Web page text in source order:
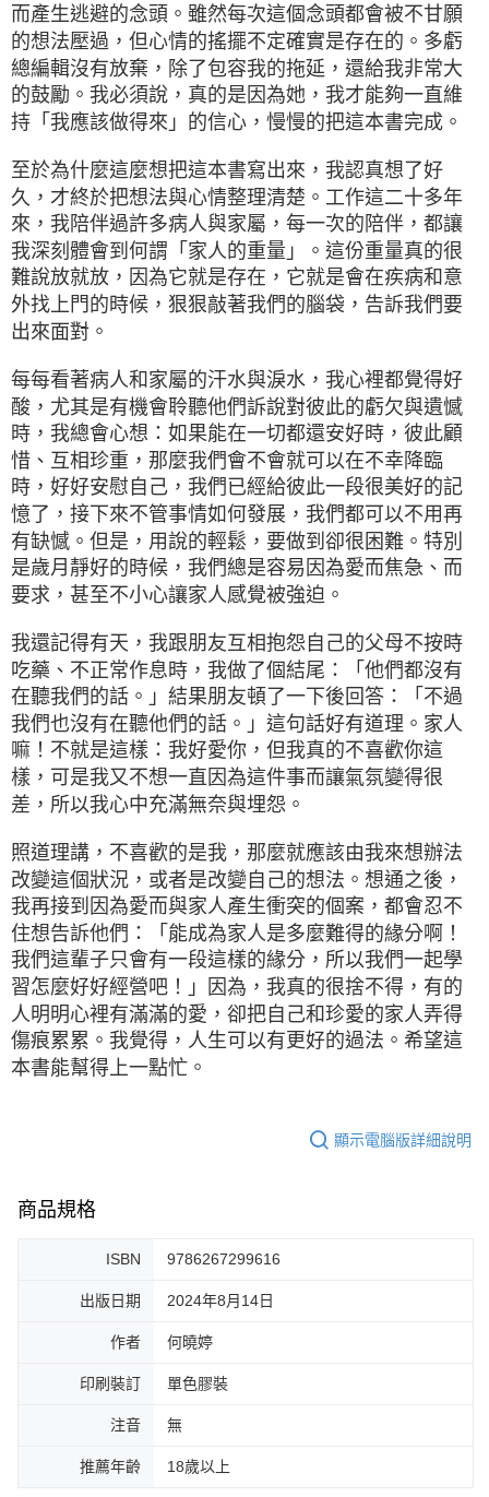
而產生逃避的念頭。雖然每次這個念頭都會被不甘願
的想法壓過，但心情的搖擺不定確實是存在的。多虧
總編輯沒有放棄，除了包容我的拖延，還給我非常大
的鼓勵。我必須說，真的是因為她，我才能夠一直維
持「我應該做得來」的信心，慢慢的把這本書完成。
至於為什麼這麼想把這本書寫出來，我認真想了好
久，才終於把想法與心情整理清楚。工作這二十多年
來，我陪伴過許多病人與家屬，每一次的陪伴，都讓
我深刻體會到何謂「家人的重量」。這份重量真的很
難說放就放，因為它就是存在，它就是會在疾病和意
外找上門的時候，狠狠敲著我們的腦袋，告訴我們要
出來面對。
每每看著病人和家屬的汗水與淚水，我心裡都覺得好
酸，尤其是有機會聆聽他們訴說對彼此的虧欠與遺憾
時，我總會心想：如果能在一切都還安好時，彼此顧
惜、互相珍重，那麼我們會不會就可以在不幸降臨
時，好好安慰自己，我們已經給彼此一段很美好的記
憶了，接下來不管事情如何發展，我們都可以不用再
有缺憾。但是，用說的輕鬆，要做到卻很困難。特別
是歲月靜好的時候，我們總是容易因為愛而焦急、而
要求，甚至不小心讓家人感覺被強迫。
我還記得有天，我跟朋友互相抱怨自己的父母不按時
吃藥、不正常作息時，我做了個結尾：「他們都沒有
在聽我們的話。」結果朋友頓了一下後回答：「不過
我們也沒有在聽他們的話。」這句話好有道理。家人
嘛！不就是這樣：我好愛你，但我真的不喜歡你這
樣，可是我又不想一直因為這件事而讓氣氛變得很
差，所以我心中充滿無奈與埋怨。
照道理講，不喜歡的是我，那麼就應該由我來想辦法
改變這個狀況，或者是改變自己的想法。想通之後，
我再接到因為愛而與家人產生衝突的個案，都會忍不
住想告訴他們：「能成為家人是多麼難得的緣分啊！
我們這輩子只會有一段這樣的緣分，所以我們一起學
習怎麼好好經營吧！」因為，我真的很捨不得，有的
人明明心裡有滿滿的愛，卻把自己和珍愛的家人弄得
傷痕累累。我覺得，人生可以有更好的過法。希望這
本書能幫得上一點忙。
顯示電腦版詳細說明
商品規格
ISBN 9786267299616
出版日期 2024年8月14日
作者 何曉婷
印刷裝訂 單色膠裝
注音 無
推薦年齡 18歲以上